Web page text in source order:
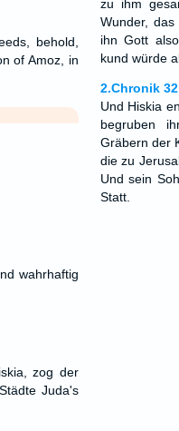
behold,
of Amoz, in
wahrhaftig
zog der
Juda's
zu ihm
Wunder,
ihn Gott
kund würde
2.Chronik
Und Hiskia
begruben
Gräbern der
die zu
Und sein
Statt.